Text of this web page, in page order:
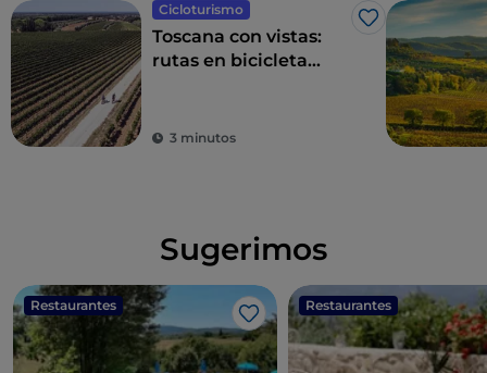
Cicloturismo
Me gusta
Toscana con vistas:
rutas en bicicleta
3 minutos
Sugerimos
Restaurantes
Me gusta
Restaurantes